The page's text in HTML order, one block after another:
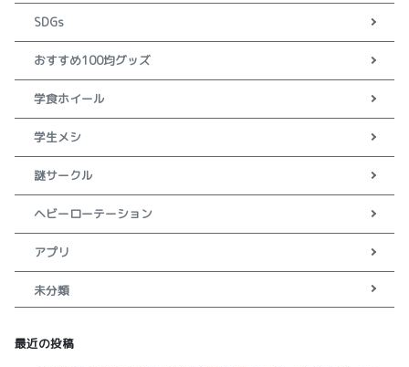
SDGs
おすすめ100均グッズ
学食ホイール
学生メシ
謎サークル
ヘビーローテーション
アプリ
未分類
最近の投稿